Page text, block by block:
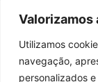
Valorizamos
Utilizamos
navegação,
personalizados
(351) 919
*Llamada a red fija
**Llamada a red